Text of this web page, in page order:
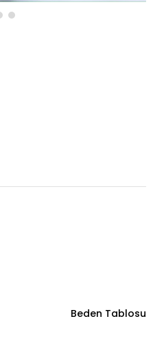
Beden Tablosu